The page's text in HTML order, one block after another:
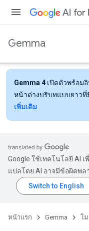
Gemma
Gemma 4 เปิดตัวพร้อม
หน้าต่างบริบทแบบยาวที่
เพิ่มเติม
Google ใช้เทคโนโลยี AI
แปลโดย AI อาจมีข้อผิดพล
หน้าแรก Gemma โม